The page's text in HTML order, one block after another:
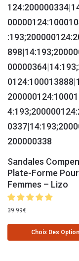
Sandales
Plate-Forme Pour
Femmes – Lizo
39.99€
Choix Des